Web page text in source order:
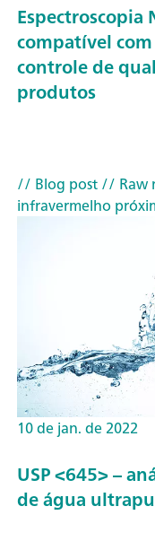
Espectroscopia
compatível com
controle de
produtos
// Blog post// Raw
infravermelho
10 de jan. de 2022
USP <645> –
de água